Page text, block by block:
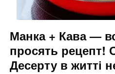
Манка + Кава —
просять рецепт!
Десерту в житті